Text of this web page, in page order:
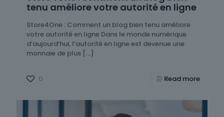
tenu améliore votre autorité en ligne
Store4One : Comment un blog bien tenu améliore
votre autorité en ligne Dans le monde numérique
d’aujourd’hui, l’autorité en ligne est devenue une
monnaie de plus […]
0 Read more